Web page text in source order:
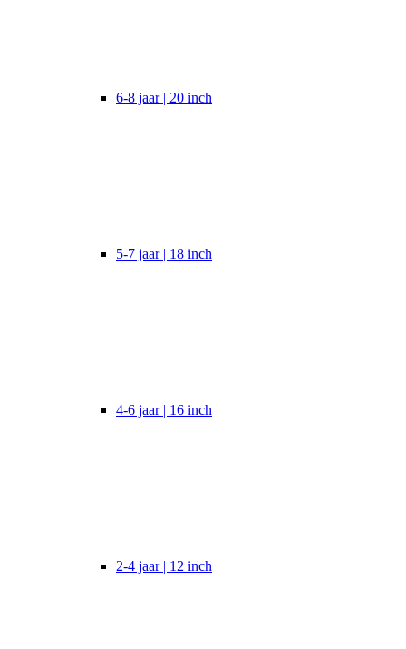
6-8 jaar | 20 inch
5-7 jaar | 18 inch
4-6 jaar | 16 inch
2-4 jaar | 12 inch